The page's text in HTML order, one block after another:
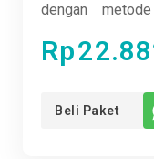
dengan
dirancang
bagi ibu dan
Columbia Asia
momen
Rp
Beli Paket